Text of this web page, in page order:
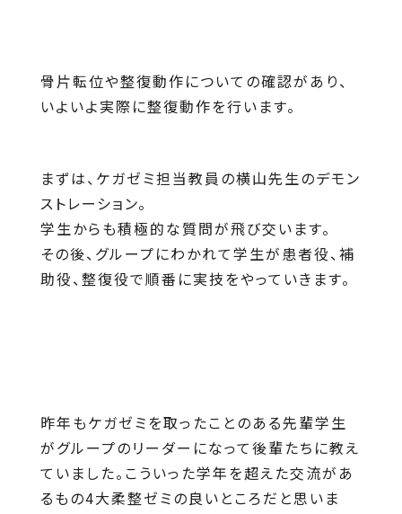
骨片転位や整復動作についての確認があり、
いよいよ実際に整復動作を行います。
まずは、ケガゼミ担当教員の横山先生のデモン
ストレーション。
学生からも積極的な質問が飛び交います。
その後、グループにわかれて学生が患者役、補
助役、整復役で順番に実技をやっていきます。
昨年もケガゼミを取ったことのある先輩学生
がグループのリーダーになって後輩たちに教え
ていました。こういった学年を超えた交流があ
るもの4大柔整ゼミの良いところだと思いま